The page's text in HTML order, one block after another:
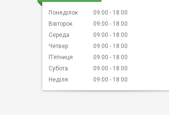
Понеділок 09:00
18:00
Вівторок
09:00
18:00
Середа
09:00
18:00
Четвер
09:00
18:00
Пʼятниця
09:00
18:00
Субота
09:00
18:00
Неділя
09:00 18:00